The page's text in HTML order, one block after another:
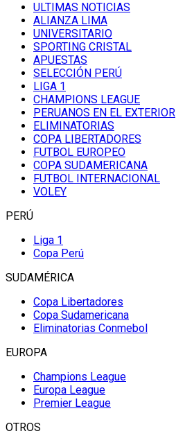
ULTIMAS NOTICIAS
ALIANZA LIMA
UNIVERSITARIO
SPORTING CRISTAL
APUESTAS
SELECCIÓN PERÚ
LIGA 1
CHAMPIONS LEAGUE
PERUANOS EN EL EXTERIOR
ELIMINATORIAS
COPA LIBERTADORES
FUTBOL EUROPEO
COPA SUDAMERICANA
FUTBOL INTERNACIONAL
VOLEY
PERÚ
Liga 1
Copa Perú
SUDAMÉRICA
Copa Libertadores
Copa Sudamericana
Eliminatorias Conmebol
EUROPA
Champions League
Europa League
Premier League
OTROS